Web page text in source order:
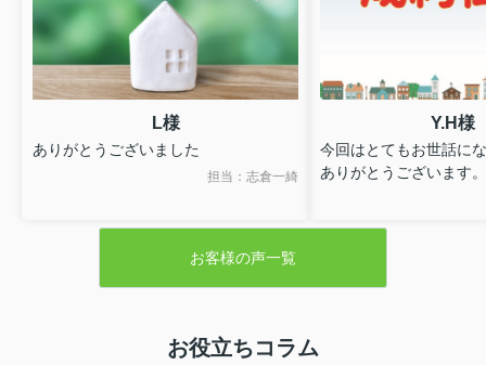
L様
ありがとうございました
担当：志倉一綺
Y.H様
今回はとてもお世話に
ありがとうございます。
お客様の声一覧
お役立ちコラム